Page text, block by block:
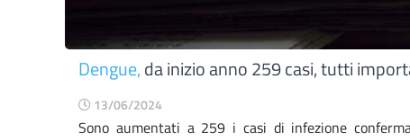
Dengue,da inizio anno 259 casi, tutti
13/06/2024
Sono aumentati a 259 i casi di infezione